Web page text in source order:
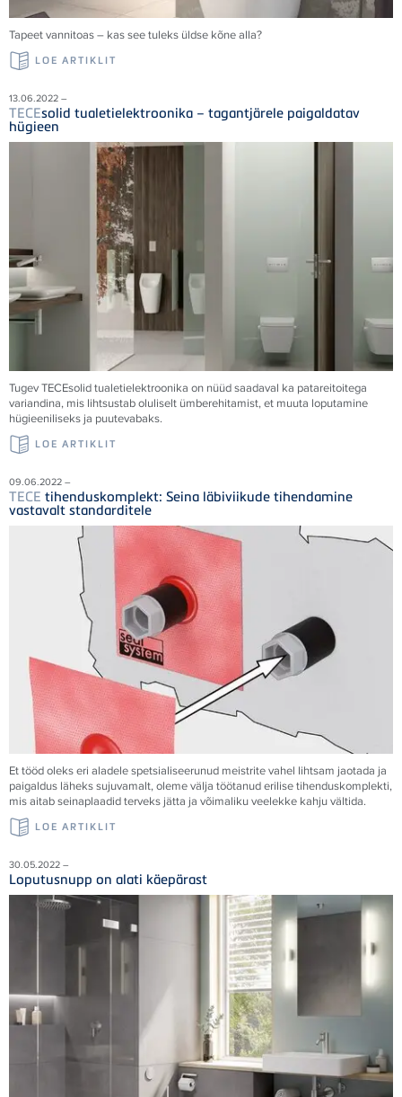
Tapeet vannitoas – kas see tuleks üldse kõne alla?
LOE ARTIKLIT
13.06.2022 –
TECEsolid tualetielektroonika – tagantjärele paigaldatav
hügieen
TugevTECEsolid tualetielektroonika on nüüd saadaval ka patareitoitega
variandina, mis lihtsustab oluliselt ümberehitamist, et muuta loputamine
hügieeniliseks ja puutevabaks.
LOE ARTIKLIT
09.06.2022 –
TECE tihenduskomplekt: Seina läbiviikude tihendamine
vastavalt standarditele
Et tööd oleks eri aladele spetsialiseerunud meistrite vahel lihtsam jaotada ja
paigaldus läheks sujuvamalt, oleme välja töötanud erilise tihenduskomplekti,
mis aitab seinaplaadid terveks jätta ja võimaliku veelekke kahju vältida.
LOE ARTIKLIT
30.05.2022 –
Loputusnupp on alati käepärast